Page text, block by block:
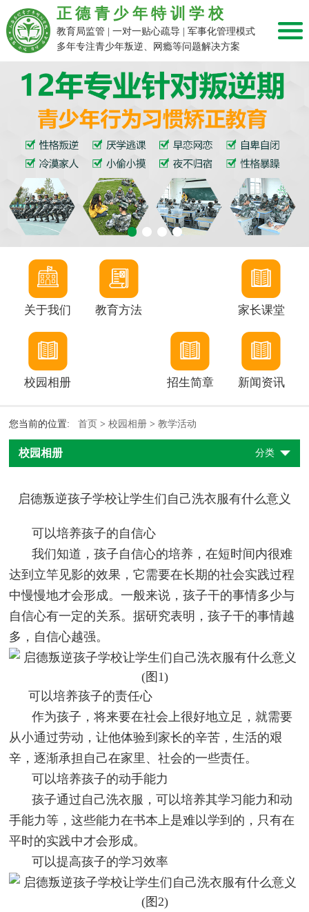
正德青少年特训学校
教育局监管 | 一对一贴心疏导 | 军事化管理模式
多年专注青少年叛逆、网瘾等问题解决方案
关于我们 教育方法 家长课堂
校园相册 招生简章 新闻资讯
您当前的位置:首页 >校园相册 >教学活动
校园相册 分类
启德叛逆孩子学校让学生们自己洗衣服有什么意义
可以培养孩子的自信心
我们知道，孩子自信心的培养，在短时间内很难
达到立竿见影的效果，它需要在长期的社会实践过程
中慢慢地才会形成。一般来说，孩子干的事情多少与
自信心有一定的关系。据研究表明，孩子干的事情越
多，自信心越强。
可以培养孩子的责任心
作为孩子，将来要在社会上很好地立足，就需要
从小通过劳动，让他体验到家长的辛苦，生活的艰
辛，逐渐承担自己在家里、社会的一些责任。
可以培养孩子的动手能力
孩子通过自己洗衣服，可以培养其学习能力和动
手能力等，这些能力在书本上是难以学到的，只有在
平时的实践中才会形成。
可以提高孩子的学习效率